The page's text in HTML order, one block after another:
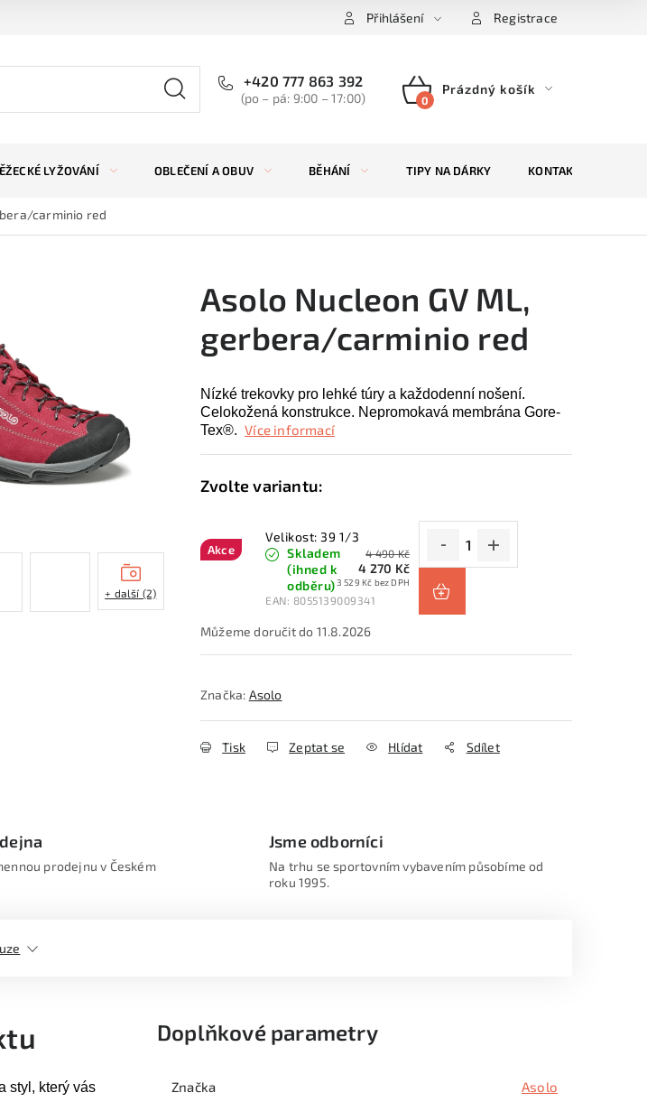
Přihlášení Registrace
+420 777 863 392
(po – pá: 9:00 – 17:00)
NÁKUPNÍ
Prázdný košík
LYŽOVÁNÍ OBLEČENÍ A OBUV BĚHÁNÍ TIPY NA DÁRKY KONTAKTY
carminio red
Asolo Nucleon GV ML,
gerbera/carminio red
Nízké trekovky pro lehké túry a každodenní nošení.
Celokožená konstrukce. Nepromokavá membrána Gore-
Tex®. Více informací
Akce
Velikost: 39 1/3
Skladem
(ihned k
odběru)
EAN: 8055139009341
4 490 Kč
4 270 Kč
3 529 Kč bez DPH
11.8.2026
Značka: Asolo
Tisk Zeptat se Hlídat Sdílet
+ další (2)
prodejnu v Českém
Jsme odborníci
Na trhu se sportovním vybavením působíme od
roku 1995.
styl, který vás
Doplňkové parametry
Značka Asolo